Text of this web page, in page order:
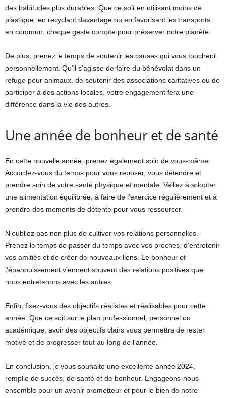
des habitudes plus durables. Que ce soit en utilisant moins de
plastique, en recyclant davantage ou en favorisant les transports
en commun, chaque geste compte pour préserver notre planète.
De plus, prenez le temps de soutenir les causes qui vous touchent
personnellement. Qu’il s’agisse de faire du bénévolat dans un
refuge pour animaux, de soutenir des associations caritatives ou de
participer à des actions locales, votre engagement fera une
différence dans la vie des autres.
Une année de bonheur et de santé
En cette nouvelle année, prenez également soin de vous-même.
Accordez-vous du temps pour vous reposer, vous détendre et
prendre soin de votre santé physique et mentale. Veillez à adopter
une alimentation équilibrée, à faire de l’exercice régulièrement et à
prendre des moments de détente pour vous ressourcer.
N’oubliez pas non plus de cultiver vos relations personnelles.
Prenez le temps de passer du temps avec vos proches, d’entretenir
vos amitiés et de créer de nouveaux liens. Le bonheur et
l’épanouissement viennent souvent des relations positives que
nous entretenons avec les autres.
Enfin, fixez-vous des objectifs réalistes et réalisables pour cette
année. Que ce soit sur le plan professionnel, personnel ou
académique, avoir des objectifs clairs vous permettra de rester
motivé et de progresser tout au long de l’année.
En conclusion, je vous souhaite une excellente année 2024,
remplie de succès, de santé et de bonheur. Engageons-nous
ensemble pour un avenir prometteur et pour le bien de notre